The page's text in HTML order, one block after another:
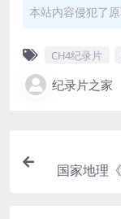
本站内容侵犯了
CH4纪录片
纪录片之家
国家地理